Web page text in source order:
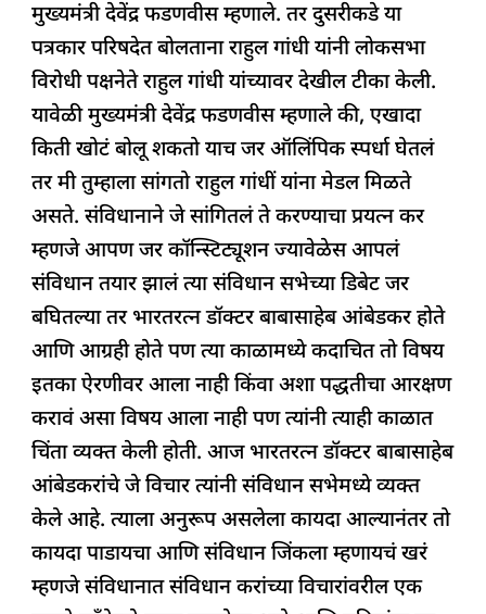
मुख्यमंत्री देवेंद्र फडणवीस म्हणाले. तर दुसरीकडे या
पत्रकार परिषदेत बोलताना राहुल गांधी यांनी लोकसभा
विरोधी पक्षनेते राहुल गांधी यांच्यावर देखील टीका केली.
यावेळी मुख्यमंत्री देवेंद्र फडणवीस म्हणाले की, एखादा
किती खोटं बोलू शकतो याच जर ऑलिंपिक स्पर्धा घेतलं
तर मी तुम्हाला सांगतो राहुल गांधीं यांना मेडल मिळते
असते. संविधानाने जे सांगितलं ते करण्याचा प्रयत्न कर
म्हणजे आपण जर कॉन्स्टिट्यूशन ज्यावेळेस आपलं
संविधान तयार झालं त्या संविधान सभेच्या डिबेट जर
बघितल्या तर भारतरत्न डॉक्टर बाबासाहेब आंबेडकर होते
आणि आग्रही होते पण त्या काळामध्ये कदाचित तो विषय
इतका ऐरणीवर आला नाही किंवा अशा पद्धतीचा आरक्षण
करावं असा विषय आला नाही पण त्यांनी त्याही काळात
चिंता व्यक्त केली होती. आज भारतरत्न डॉक्टर बाबासाहेब
आंबेडकरांचे जे विचार त्यांनी संविधान सभेमध्ये व्यक्त
केले आहे. त्याला अनुरूप असलेला कायदा आल्यानंतर तो
कायदा पाडायचा आणि संविधान जिंकला म्हणायचं खरं
म्हणजे संविधानात संविधान करांच्या विचारांवरील एक